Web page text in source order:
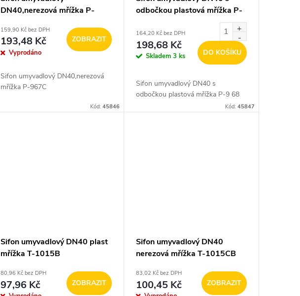
DN40,nerezová mřížka P-
159,90 Kč bez DPH
193,48 Kč
Vyprodáno
ZOBRAZIT
Sifon umyvadlový DN40,nerezová
mřížka P-967C
Kód: 45846
odbočkou plastová mřížka P-
164,20 Kč bez DPH
198,68 Kč
Skladem 3 ks DO KOŠÍKU
Sifon umyvadlový DN40 s
odbočkou plastová mřížka P-9 68
Kód: 45847
Sifon umyvadlový DN40 plast
mřížka T-1015B
80,96 Kč bez DPH
97,96 Kč ZOBRAZIT
Sifon umyvadlový DN40
nerezová mřížka T-1015CB
83,02 Kč bez DPH
100,45 Kč ZOBRAZIT